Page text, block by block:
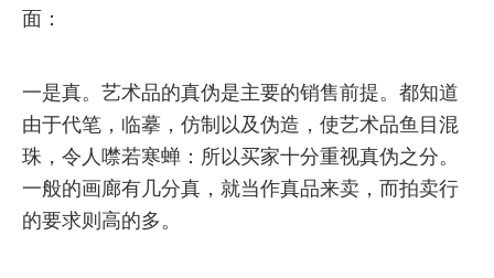
面：
一是真。艺术品的真伪是主要的销售前提。都知道
由于代笔，临摹，仿制以及伪造，使艺术品鱼目混
珠，令人噤若寒蝉：所以买家十分重视真伪之分。
一般的画廊有几分真，就当作真品来卖，而拍卖行
的要求则高的多。